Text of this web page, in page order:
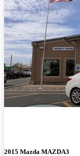
2015 Mazda MAZDA3